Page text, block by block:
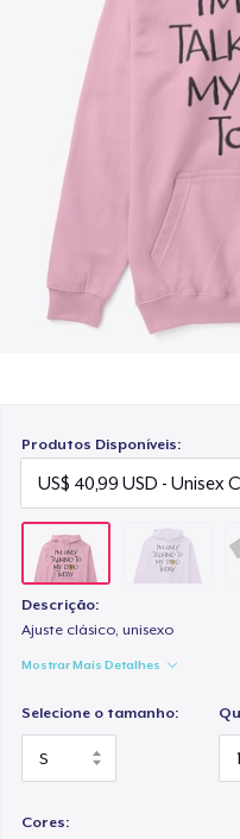
Venda
Venda
Produtos Disponíveis:
Descrição:
Ajuste clásico, unisexo
Mostrar Mais Detalhes
Selecione o tamanho:
Cores:
US$ 23,99
Classic Long
US$ 24,99